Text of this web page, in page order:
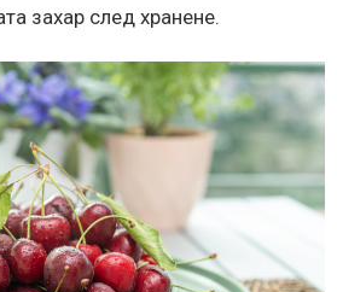
захар след хранене.